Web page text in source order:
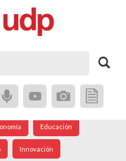
Democracia
Educación
Innovación